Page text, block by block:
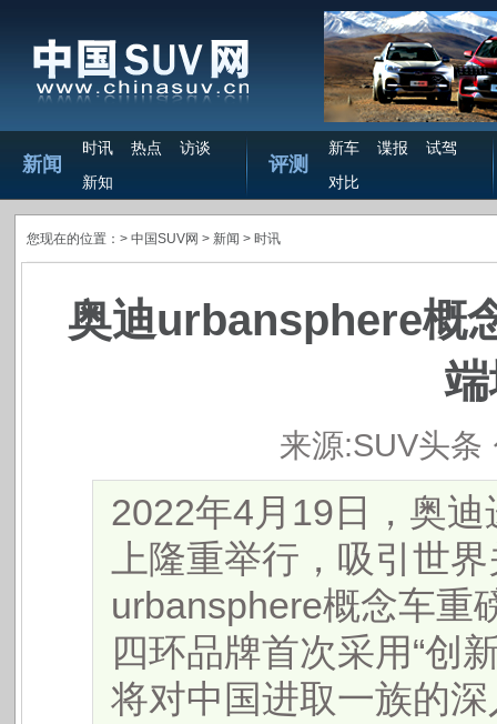
新闻
时讯 热点
访谈
新知
评测
新车 谍报
试驾
对比
您现在的位置：> 中国SUV网 > 新闻 > 时讯
奥迪urbansphere概
来源:SUV头条
2022年4月19日，奥
上隆重举行，吸引世
urbansphere概念车重
四环品牌首次采用“创
将对中国进取一族的